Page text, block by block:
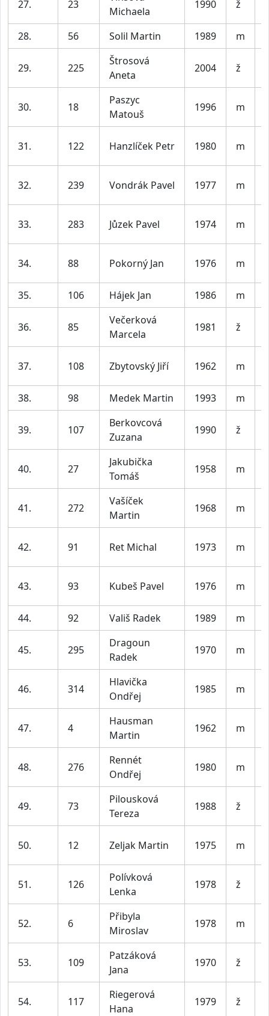
27. 23
Michaela
1990 ž
28. 56 Solil Martin 1989 m
29. 225
Štrosová
Aneta
2004 ž
30. 18
Paszyc
Matouš
1996 m
31. 122 Hanzlíček Petr 1980 m
32. 239 Vondrák Pavel 1977 m
33. 283 Jůzek Pavel 1974 m
34. 88 Pokorný Jan 1976 m
35.
106 Hájek Jan 1986 m
36. 85
Večerková
Marcela
1981 ž
37. 108 Zbytovský Jiří 1962 m
38.
98 Medek Martin 1993 m
39. 107
Berkovcová
Zuzana
1990 ž
40. 27
Jakubička
Tomáš
1958 m
41. 272
Vašíček
Martin
1968 m
42. 91 Ret Michal 1973 m
43. 93 Kubeš Pavel 1976 m
44.
92 Vališ Radek 1989 m
45. 295
Dragoun
Radek
1970 m
46. 314
Hlavička
Ondřej
1985 m
47. 4
Hausman
Martin
1962 m
48. 276
Rennét
Ondřej
1980 m
49. 73
Pilousková
Tereza
1988 ž
50. 12 Zeljak Martin 1975 m
51. 126
Polívková
Lenka
1978 ž
52. 6
Přibyla
Miroslav
1978 m
53. 109
Patzáková
Jana
1970 ž
54. 117
Riegerová
Hana
1979 ž